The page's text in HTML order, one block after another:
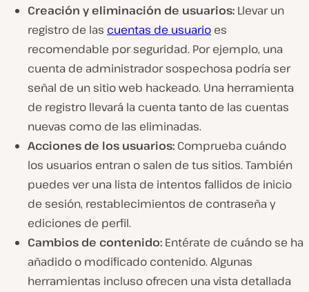
Creación y eliminación de usuarios: Llevar un
registro de las cuentas de usuario es
recomendable por seguridad. Por ejemplo, una
cuenta de administrador sospechosa podría ser
señal de un sitio web hackeado. Una herramienta
de registro llevará la cuenta tanto de las cuentas
nuevas como de las eliminadas.
Acciones de los usuarios: Comprueba cuándo
los usuarios entran o salen de tus sitios. También
puedes ver una lista de intentos fallidos de inicio
de sesión, restablecimientos de contraseña y
ediciones de perfil.
Cambios de contenido: Entérate de cuándo se ha
añadido o modificado contenido. Algunas
herramientas incluso ofrecen una vista detallada